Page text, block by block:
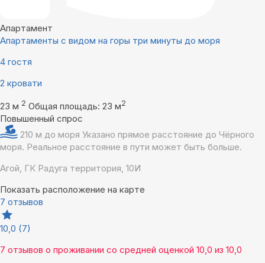
Апартамент
Апартаменты с видом на горы три минуты до моря
4 гостя
2 кровати
23 м 2 Общая площадь: 23 м2
Повышенный спрос
210 м до моря Указано прямое расстояние до Чёрного
моря. Реальное расстояние в пути может быть больше.
Агой, ГК Радуга территория, 10И
Показать расположение на карте
7 отзывов
10,0 (7)
7 отзывов о проживании со средней оценкой 10,0 из 10,0